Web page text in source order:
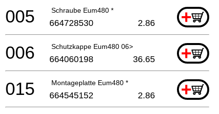
Schraube Eum480 * +
005 664728530 2.86
Schutzkappe Eum480 06> +
006 664060198 36.65
Montageplatte Eum480 * +
015 664545152 2.86